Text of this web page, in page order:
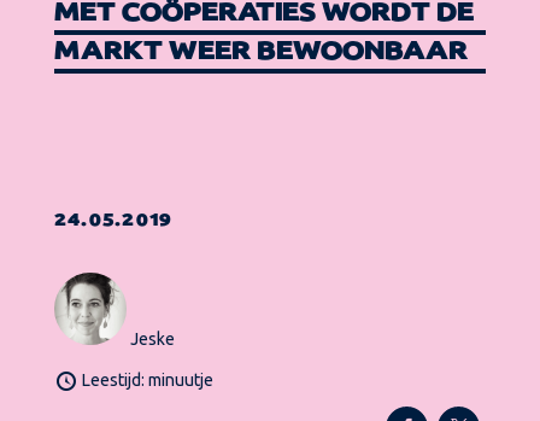
MET COÖPERATIES WORDT DE
MARKT WEER BEWOONBAAR
24.05.2019
Jeske
Leestijd: minuutje